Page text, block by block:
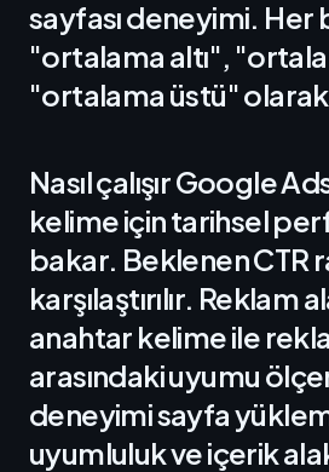
sayfası deneyimi. Her
"ortalama altı",
"ortalama üstü"
Nasıl çalışır Google
kelime için tarihsel
bakar. Beklenen CTR
karşılaştırılır. Reklam
anahtar kelime ile
arasındaki uyumu
deneyimi sayfa
uyumluluk ve içerik